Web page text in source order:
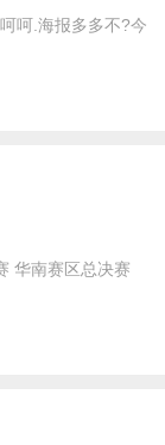
呵.海报多多不?今
华南赛区总决赛